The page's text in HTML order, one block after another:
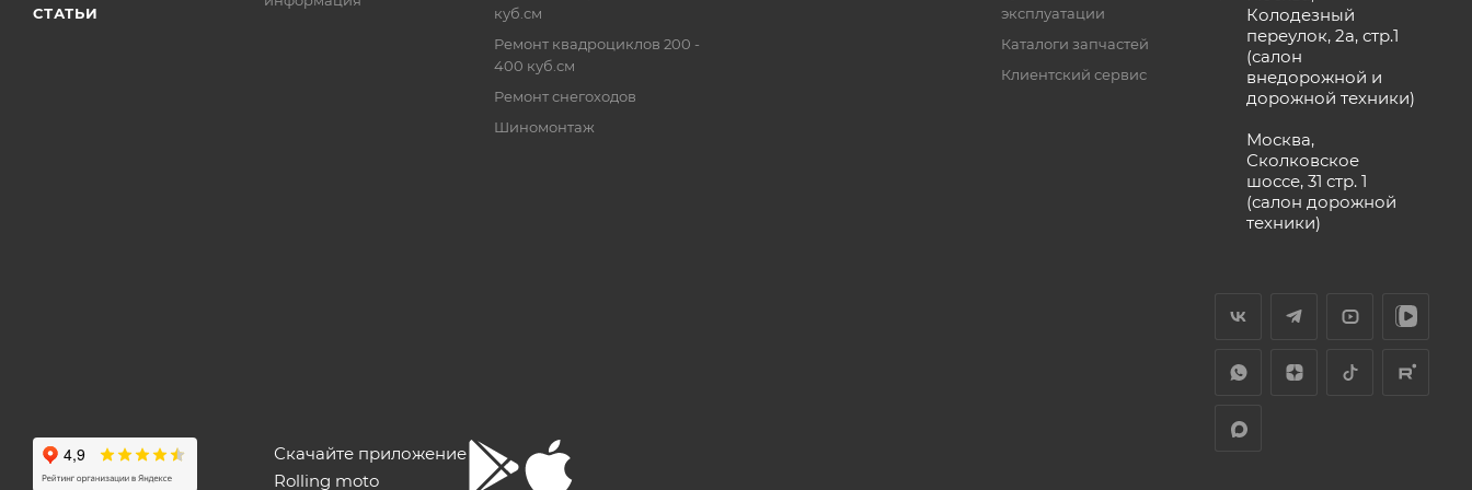
СТАТЬИ
куб.см
Ремонт квадроциклов 200 -
400 куб.см
Ремонт снегоходов
Шиномонтаж
эксплуатации
Каталоги запчастей
Клиентский сервис
Колодезный
переулок, 2а, стр.1
(салон
внедорожной и
дорожной техники)
Москва,
Сколковское
шоссе, 31 стр. 1
(салон дорожной
техники)
Скачайте приложение
Rolling moto